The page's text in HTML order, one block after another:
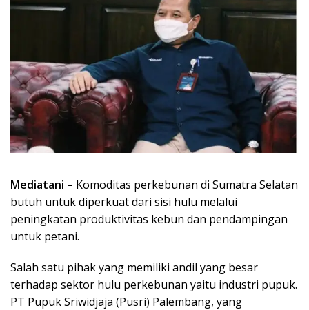
Mediatani – Komoditas perkebunan di Sumatra Selatan
butuh untuk diperkuat dari sisi hulu melalui
peningkatan produktivitas kebun dan pendampingan
untuk petani.
Salah satu pihak yang memiliki andil yang besar
terhadap sektor hulu perkebunan yaitu industri pupuk.
PT Pupuk Sriwidjaja (Pusri) Palembang, yang